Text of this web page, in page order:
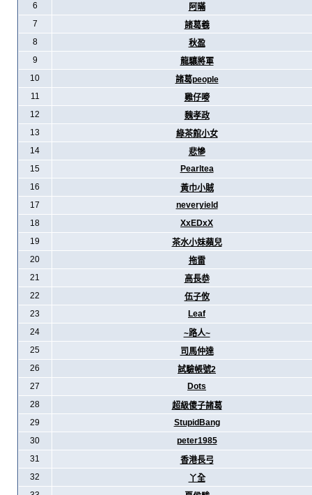
6
阿暪
7
諸葛羲
8
秋盈
9
龍驤將軍
10
諸葛people
11
雞仔嘜
12
魏孝政
13
綠茶館小女
14
悲慘
15
Pearltea
16
黃巾小賊
17
neveryield
18
XxEDxX
19
茶水小妹蘋兒
20
拖雷
21
高長恭
22
伍子攸
23
Leaf
24
~路人~
25
司馬仲達
26
試驗帳號2
27
Dots
28
超級傻子諸葛
29
StupidBang
30
peter1985
31
香港長弓
32
丫全